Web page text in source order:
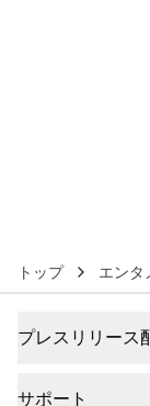
トップ エンタ
プレスリリース
サポート